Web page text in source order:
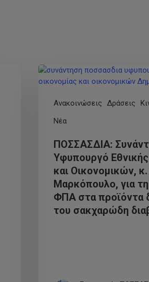
Ανακοινώσεις Δράσεις
Νέα
ΠΟΣΣΑΣΔΙΑ:
Υφυπουργό
και Οικονομικών,
Μαρκόπουλο, για
ΦΠΑ στα προϊόντα
του σακχαρώδη